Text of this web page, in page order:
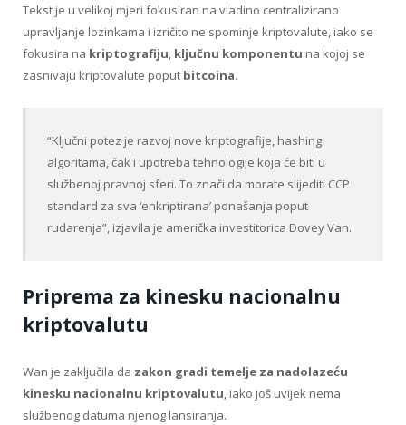
Tekst je u velikoj mjeri fokusiran na vladino centralizirano
upravljanje lozinkama i izričito ne spominje kriptovalute, iako se
fokusira na kriptografiju, ključnu komponentu na kojoj se
zasnivaju kriptovalute poput bitcoina.
“Ključni potez je razvoj nove kriptografije, hashing
algoritama, čak i upotreba tehnologije koja će biti u
službenoj pravnoj sferi. To znači da morate slijediti CCP
standard za sva ‘enkriptirana’ ponašanja poput
rudarenja”, izjavila je američka investitorica Dovey Van.
Priprema za kinesku nacionalnu
kriptovalutu
Wan je zaključila da zakon gradi temelje za nadolazeću
kinesku nacionalnu kriptovalutu, iako još uvijek nema
službenog datuma njenog lansiranja.